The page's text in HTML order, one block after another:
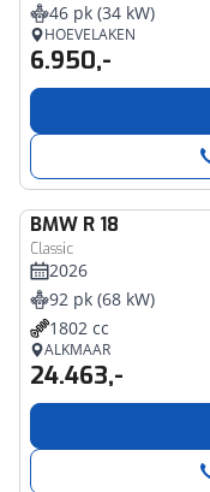
46 pk (34 kW)
HOEVELAKEN
6.950,-
BMW R 18
Classic
2026
92 pk (68 kW)
1802 cc
ALKMAAR
24.463,-